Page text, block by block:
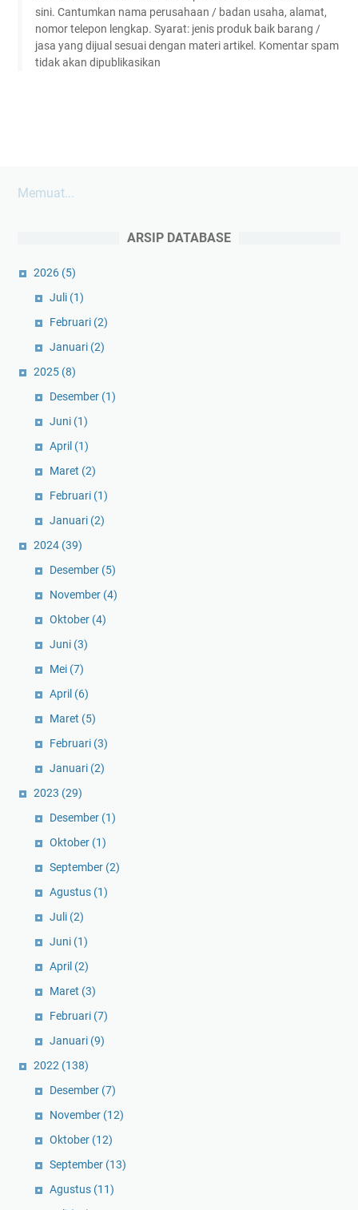
sini. Cantumkan nama perusahaan / badan usaha, alamat,
nomor telepon lengkap. Syarat: jenis produk baik barang /
jasa yang dijual sesuai dengan materi artikel. Komentar spam
tidak akan dipublikasikan
Memuat...
ARSIP DATABASE
2026 (5)
Juli (1)
Februari (2)
Januari (2)
2025 (8)
Desember (1)
Juni (1)
April (1)
Maret (2)
Februari (1)
Januari (2)
2024 (39)
Desember (5)
November (4)
Oktober (4)
Juni (3)
Mei (7)
April (6)
Maret (5)
Februari (3)
Januari (2)
2023 (29)
Desember (1)
Oktober (1)
September (2)
Agustus (1)
Juli (2)
Juni (1)
April (2)
Maret (3)
Februari (7)
Januari (9)
2022 (138)
Desember (7)
November (12)
Oktober (12)
September (13)
Agustus (11)